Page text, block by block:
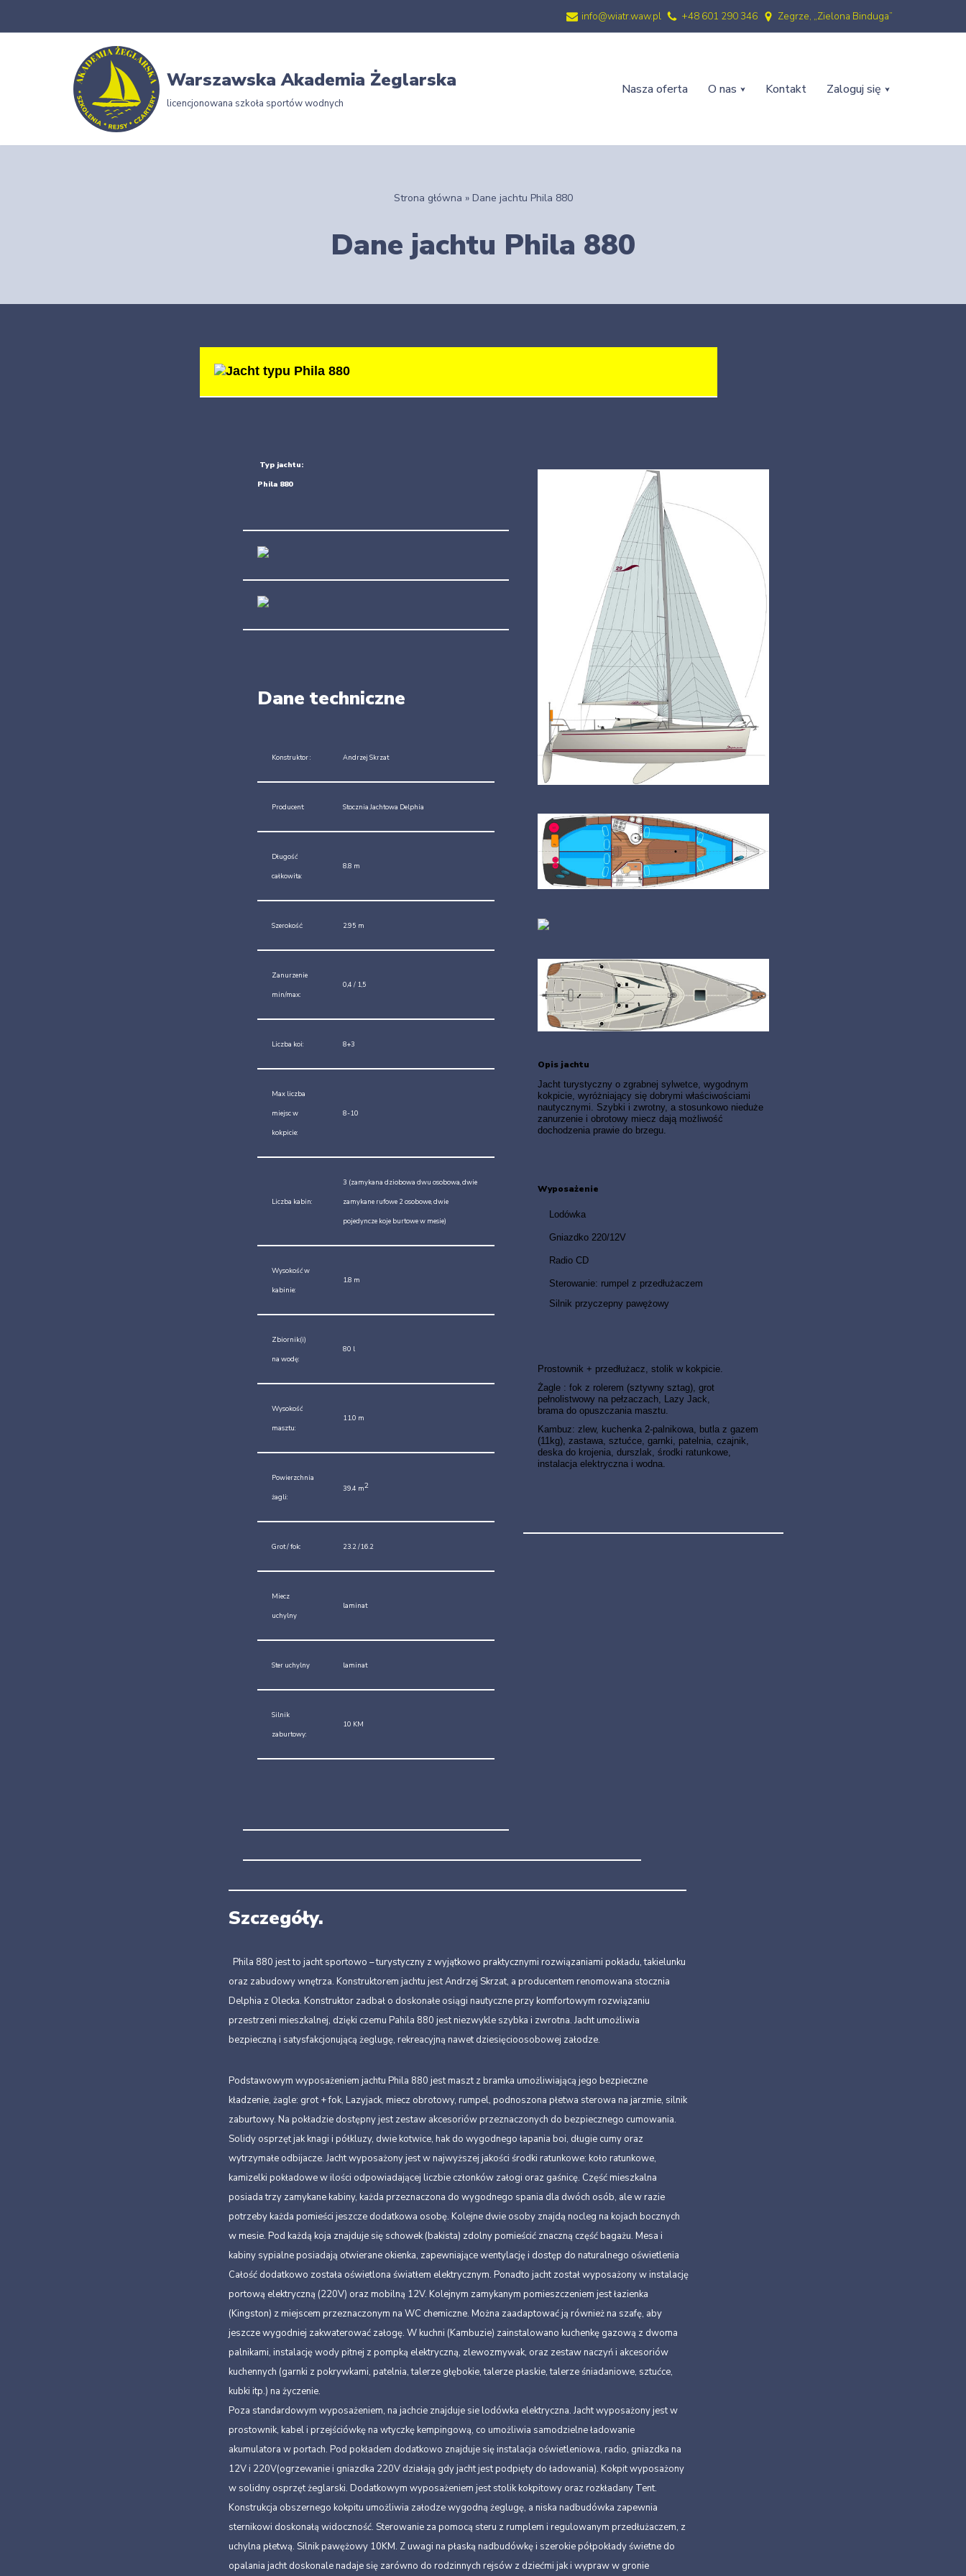
info@wiatr.waw.pl +48 601 290 346 Zegrze, „Zielona Binduga”
Warszawska Akademia Żeglarska
licencjonowana szkoła sportów wodnych
Nasza oferta O nas Kontakt Zaloguj się
Strona główna » Dane jachtu Phila 880
Dane jachtu Phila 880
Jacht typu Phila 880
Typ jachtu:
Phila 880
Opis jachtu
Jacht turystyczny o zgrabnej sylwetce, wygodnym
kokpicie, wyróżniający się dobrymi właściwościami
nautycznymi. Szybki i zwrotny, a stosunkowo nieduże
zanurzenie i obrotowy miecz dają możliwość
dochodzenia prawie do brzegu.
Wyposażenie
Lodówka
Gniazdko 220/12V
Radio CD
Sterowanie: rumpel z przedłużaczem
Silnik przyczepny pawężowy
Prostownik + przedłużacz, stolik w kokpicie.
Żagle : fok z rolerem (sztywny sztag), grot
pełnolistwowy na pełzaczach, Lazy Jack,
brama do opuszczania masztu.
Kambuz: zlew, kuchenka 2-palnikowa, butla z gazem
(11kg), zastawa, sztućce, garnki, patelnia, czajnik,
deska do krojenia, durszlak, środki ratunkowe,
instalacja elektryczna i wodna.
Dane techniczne
Konstruktor : Andrzej Skrzat
Producent: Stocznia Jachtowa Delphia
Długość
całkowita:
8.8 m
Szerokość: 2.95 m
Zanurzenie
min/max:
0,4 / 1,5
Liczba koi: 8+3
Max liczba
miejsc w
kokpicie:
8-10
Liczba kabin:
3 (zamykana dziobowa dwu osobowa, dwie
zamykane rufowe 2 osobowe, dwie
pojedyncze koje burtowe w mesie)
Wysokość w
kabinie:
1.8 m
Zbiornik(i)
na wodę:
80 l
Wysokość
masztu:
11.0 m
Powierzchnia
żagli:
39.4 m2
Grot / fok: 23.2 /16.2
Miecz
uchylny
laminat
Ster uchylny laminat
Silnik
zaburtowy:
10 KM
Szczegóły.
Phila 880 jest to jacht sportowo – turystyczny z wyjątkowo praktycznymi rozwiązaniami pokładu, takielunku
oraz zabudowy wnętrza. Konstruktorem jachtu jest Andrzej Skrzat, a producentem renomowana stocznia
Delphia z Olecka. Konstruktor zadbał o doskonałe osiągi nautyczne przy komfortowym rozwiązaniu
przestrzeni mieszkalnej, dzięki czemu Pahila 880 jest niezwykle szybka i zwrotna. Jacht umożliwia
bezpieczną i satysfakcjonującą żeglugę, rekreacyjną nawet dziesięcioosobowej załodze.
Podstawowym wyposażeniem jachtu Phila 880 jest maszt z bramka umożliwiającą jego bezpieczne
kładzenie, żagle: grot + fok, Lazyjack, miecz obrotowy, rumpel, podnoszona płetwa sterowa na jarzmie, silnik
zaburtowy. Na pokładzie dostępny jest zestaw akcesoriów przeznaczonych do bezpiecznego cumowania.
Solidy osprzęt jak knagi i półkluzy, dwie kotwice, hak do wygodnego łapania boi, długie cumy oraz
wytrzymałe odbijacze. Jacht wyposażony jest w najwyższej jakości środki ratunkowe: koło ratunkowe,
kamizelki pokładowe w ilości odpowiadającej liczbie członków załogi oraz gaśnicę. Część mieszkalna
posiada trzy zamykane kabiny, każda przeznaczona do wygodnego spania dla dwóch osób, ale w razie
potrzeby każda pomieści jeszcze dodatkowa osobę. Kolejne dwie osoby znajdą nocleg na kojach bocznych
w mesie. Pod każdą koja znajduje się schowek (bakista) zdolny pomieścić znaczną część bagażu. Mesa i
kabiny sypialne posiadają otwierane okienka, zapewniające wentylację i dostęp do naturalnego oświetlenia
Całość dodatkowo została oświetlona światłem elektrycznym. Ponadto jacht został wyposażony w instalację
portową elektryczną (220V) oraz mobilną 12V. Kolejnym zamykanym pomieszczeniem jest łazienka
(Kingston) z miejscem przeznaczonym na WC chemiczne. Można zaadaptować ją również na szafę, aby
jeszcze wygodniej zakwaterować załogę. W kuchni (Kambuzie) zainstalowano kuchenkę gazową z dwoma
palnikami, instalację wody pitnej z pompką elektryczną, zlewozmywak, oraz zestaw naczyń i akcesoriów
kuchennych (garnki z pokrywkami, patelnia, talerze głębokie, talerze płaskie, talerze śniadaniowe, sztućce,
kubki itp.) na życzenie.
Poza standardowym wyposażeniem, na jachcie znajduje sie lodówka elektryczna. Jacht wyposażony jest w
prostownik, kabel i przejściówkę na wtyczkę kempingową, co umożliwia samodzielne ładowanie
akumulatora w portach. Pod pokładem dodatkowo znajduje się instalacja oświetleniowa, radio, gniazdka na
12V i 220V(ogrzewanie i gniazdka 220V działają gdy jacht jest podpięty do ładowania). Kokpit wyposażony
w solidny osprzęt żeglarski. Dodatkowym wyposażeniem jest stolik kokpitowy oraz rozkładany Tent.
Konstrukcja obszernego kokpitu umożliwia załodze wygodną żeglugę, a niska nadbudówka zapewnia
sternikowi doskonałą widoczność. Sterowanie za pomocą steru z rumplem i regulowanym przedłużaczem, z
uchylna płetwą. Silnik pawężowy 10KM. Z uwagi na płaską nadbudówkę i szerokie półpokłady świetne do
opalania jacht doskonale nadaje się zarówno do rodzinnych rejsów z dziećmi jak i wypraw w gronie